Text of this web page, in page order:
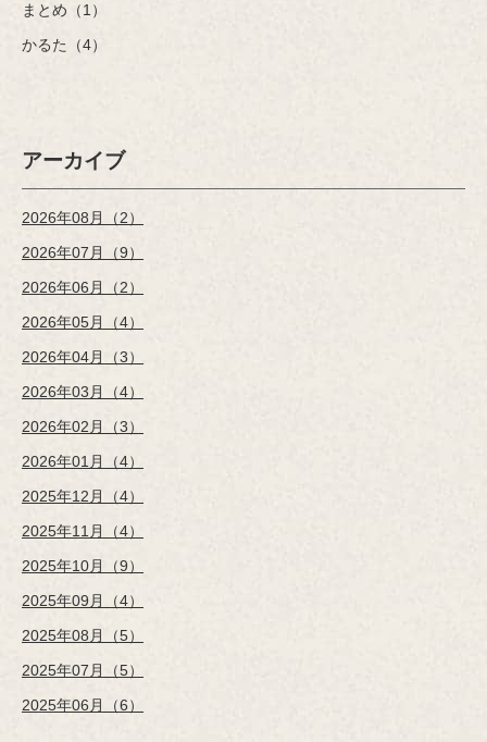
まとめ（1）
かるた（4）
アーカイブ
2026年08月（2）
2026年07月（9）
2026年06月（2）
2026年05月（4）
2026年04月（3）
2026年03月（4）
2026年02月（3）
2026年01月（4）
2025年12月（4）
2025年11月（4）
2025年10月（9）
2025年09月（4）
2025年08月（5）
2025年07月（5）
2025年06月（6）